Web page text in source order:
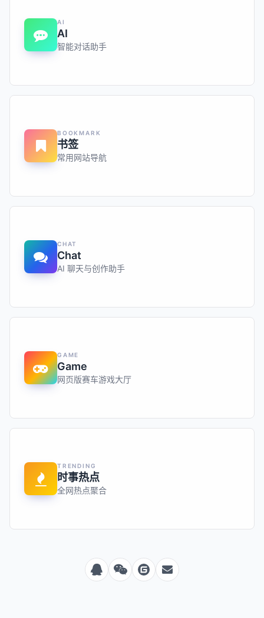
AI
AI
智能对话助手
BOOKMARK
书签
常用网站导航
CHAT
Chat
AI 聊天与创作助手
GAME
Game
网页版赛车游戏大厅
TRENDING
时事热点
全网热点聚合